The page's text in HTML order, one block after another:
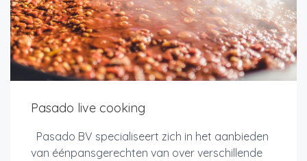
Pasado live cooking
Pasado BV specialiseert zich in het aanbieden
van éénpansgerechten van over verschillende